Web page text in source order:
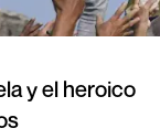
y el heroico